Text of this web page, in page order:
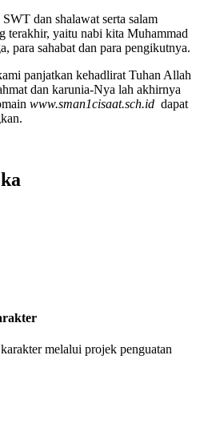
dan shalawat serta salam
terakhir, yaitu nabi kita Muhammad
para sahabat dan para pengikutnya.
panjatkan kehadlirat Tuhan Allah
dan karunia-Nya lah akhirnya
www.sman1cisaat.sch.id dapat
melalui projek penguatan